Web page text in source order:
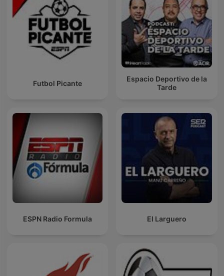
Futbol Picante
Espacio Deportivo de la
Tarde
ESPN Radio Formula El Larguero